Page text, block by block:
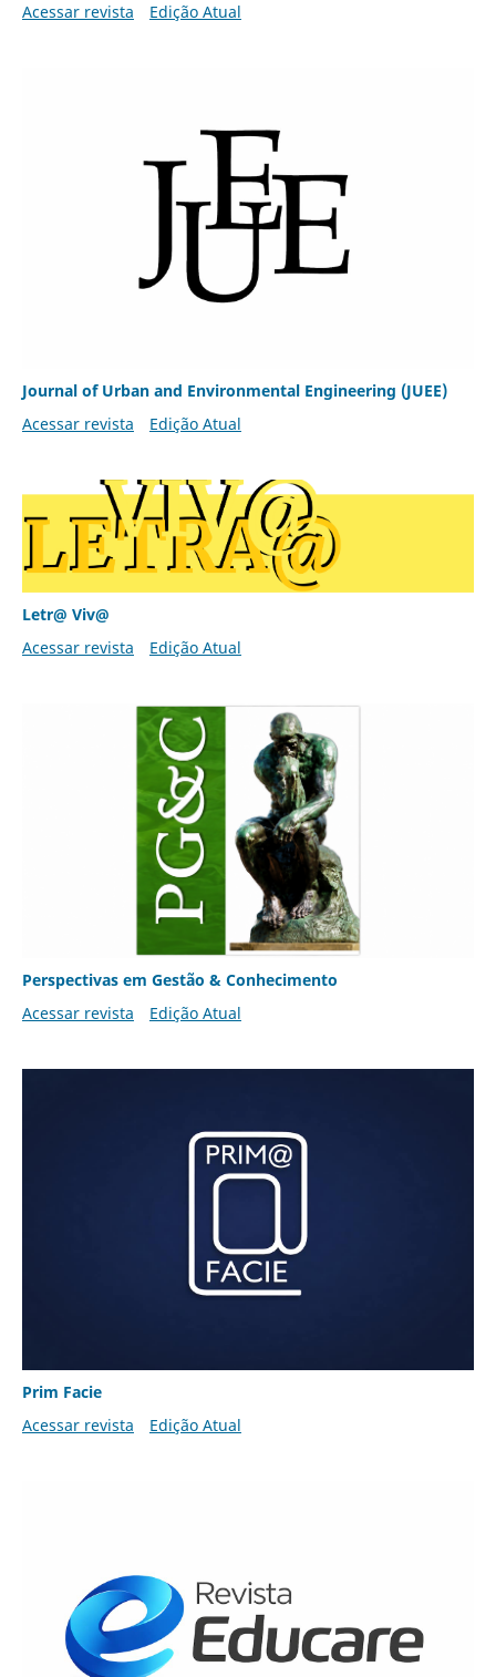
Acessar revista
Edição Atual
Journal of Urban and Environmental Engineering (JUEE)
Acessar revista
Edição Atual
Letr@ Viv@
Acessar revista
Edição Atual
Perspectivas em Gestão & Conhecimento
Acessar revista
Edição Atual
Prim Facie
Acessar revista
Edição Atual